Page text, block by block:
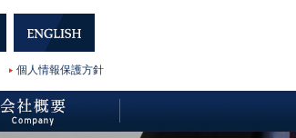
個人情報保護方針